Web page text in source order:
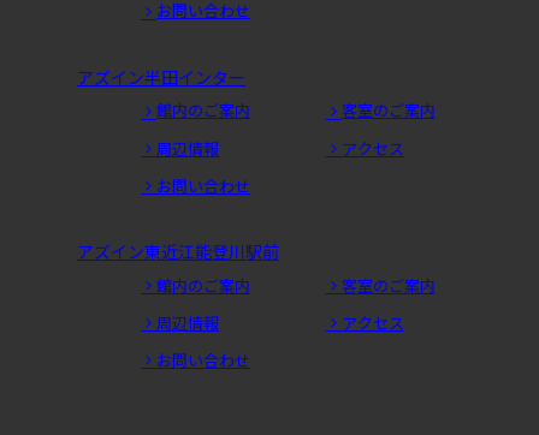
お問い合わせ
アズイン半田インター
館内のご案内
客室のご案内
周辺情報
アクセス
お問い合わせ
アズイン東近江能登川駅前
館内のご案内
客室のご案内
周辺情報
アクセス
お問い合わせ